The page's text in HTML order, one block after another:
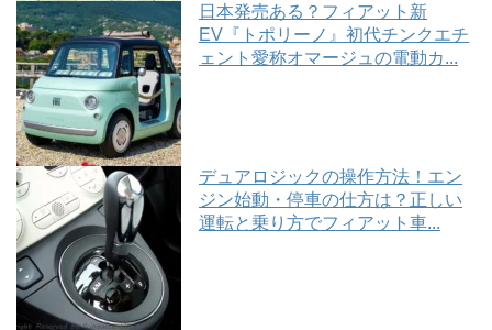
日本発売ある？フィアット新
EV『トポリーノ』初代チンクエチ
ェント愛称オマージュの電動カ...
デュアロジックの操作方法！エン
ジン始動・停車の仕方は？正しい
運転と乗り方でフィアット車...